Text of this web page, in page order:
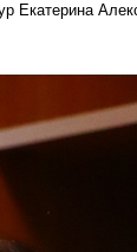
Екатерина